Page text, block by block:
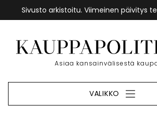
Sivusto arkistoitu. Viimeinen päivitys
sisältöön
Etusivu
Asiaa kansainvälisestä
VALIKKO